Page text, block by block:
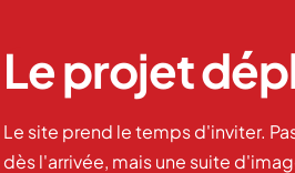
Le projet
Le site prend le temps d'inviter.
dès l'arrivée, mais une suite